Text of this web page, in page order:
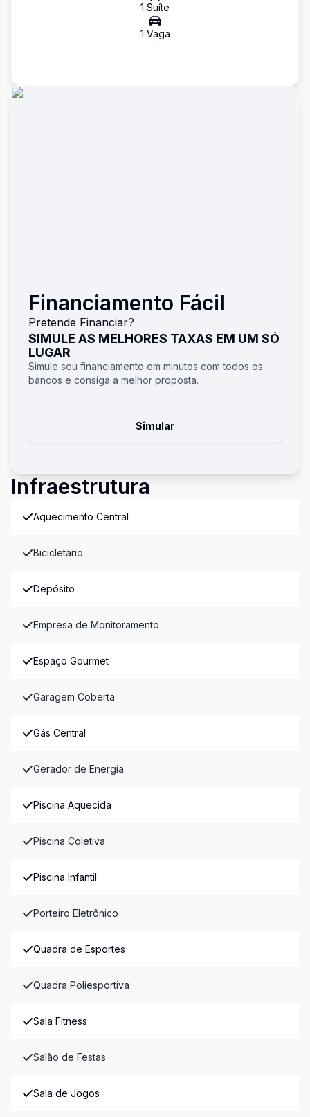
1 Suíte
1 Vaga
Financiamento Fácil
Pretende Financiar?
SIMULE AS MELHORES TAXAS EM UM SÓ
LUGAR
Simule seu financiamento em minutos com todos os
bancos e consiga a melhor proposta.
Simular
Infraestrutura
Aquecimento Central
Bicicletário
Depósito
Empresa de Monitoramento
Espaço Gourmet
Garagem Coberta
Gás Central
Gerador de Energia
Piscina Aquecida
Piscina Coletiva
Piscina Infantil
Porteiro Eletrônico
Quadra de Esportes
Quadra Poliesportiva
Sala Fitness
Salão de Festas
Sala de Jogos